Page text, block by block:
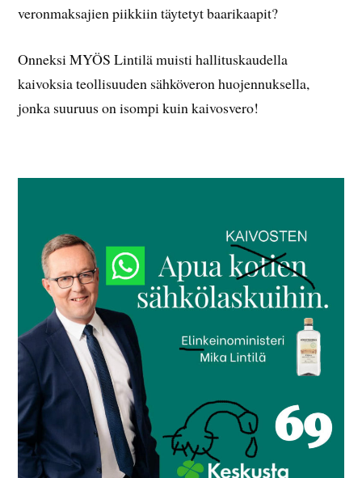
veronmaksajien piikkiin täytetyt baarikaapit?
Onneksi MYÖS Lintilä muisti hallituskaudella
kaivoksia teollisuuden sähköveron huojennuksella,
jonka suuruus on isompi kuin kaivosvero!